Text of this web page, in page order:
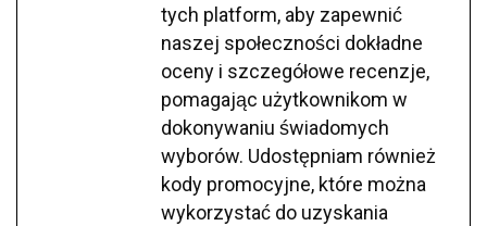
tych platform, aby zapewnić
naszej społeczności dokładne
oceny i szczegółowe recenzje,
pomagając użytkownikom w
dokonywaniu świadomych
wyborów. Udostępniam również
kody promocyjne, które można
wykorzystać do uzyskania